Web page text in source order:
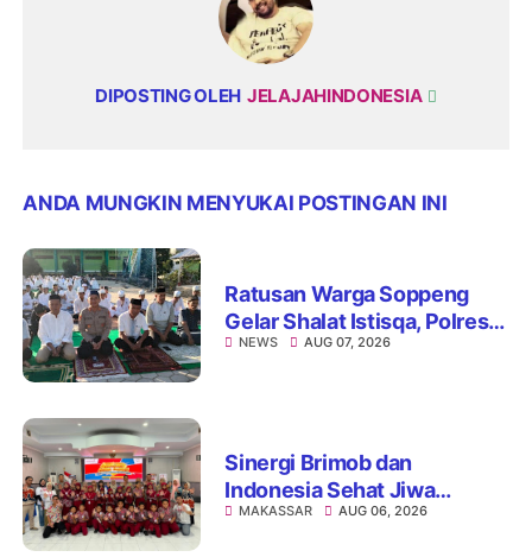
DIPOSTING OLEH JELAJAHINDONESIA
ANDA MUNGKIN MENYUKAI POSTINGAN INI
Ratusan Warga Soppeng
Gelar Shalat Istisqa, Polres
Hadir Mengawal Ikhtiar
NEWS AUG 07, 2026
Sinergi Brimob dan
Indonesia Sehat Jiwa
Hadirkan Pojok Curhat,
MAKASSAR AUG 06, 2026